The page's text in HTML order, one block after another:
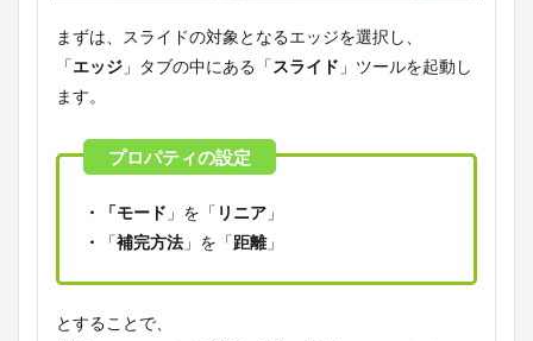
まずは、スライドの対象となるエッジを選択し、
「エッジ 」タブの中にある「スライド 」ツールを起動し
ます。
・「モード 」を「 リニア 」
・
「補完方法 」を「距離」
とすることで、